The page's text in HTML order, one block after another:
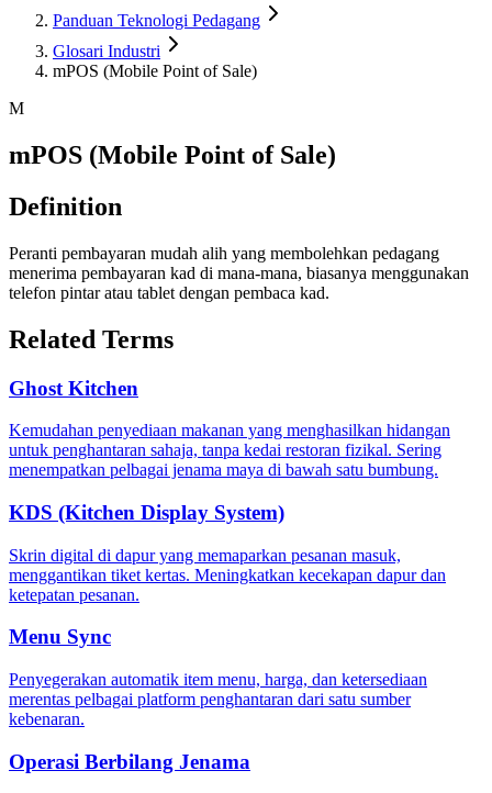
Panduan Teknologi Pedagang
Glosari Industri
mPOS (Mobile Point of Sale)
M
mPOS (Mobile Point of Sale)
Definition
Peranti pembayaran mudah alih yang membolehkan pedagang
menerima pembayaran kad di mana-mana, biasanya menggunakan
telefon pintar atau tablet dengan pembaca kad.
Related Terms
Ghost Kitchen
Kemudahan penyediaan makanan yang menghasilkan hidangan
untuk penghantaran sahaja, tanpa kedai restoran fizikal. Sering
menempatkan pelbagai jenama maya di bawah satu bumbung.
KDS (Kitchen Display System)
Skrin digital di dapur yang memaparkan pesanan masuk,
menggantikan tiket kertas. Meningkatkan kecekapan dapur dan
ketepatan pesanan.
Menu Sync
Penyegerakan automatik item menu, harga, dan ketersediaan
merentas pelbagai platform penghantaran dari satu sumber
kebenaran.
Operasi Berbilang Jenama